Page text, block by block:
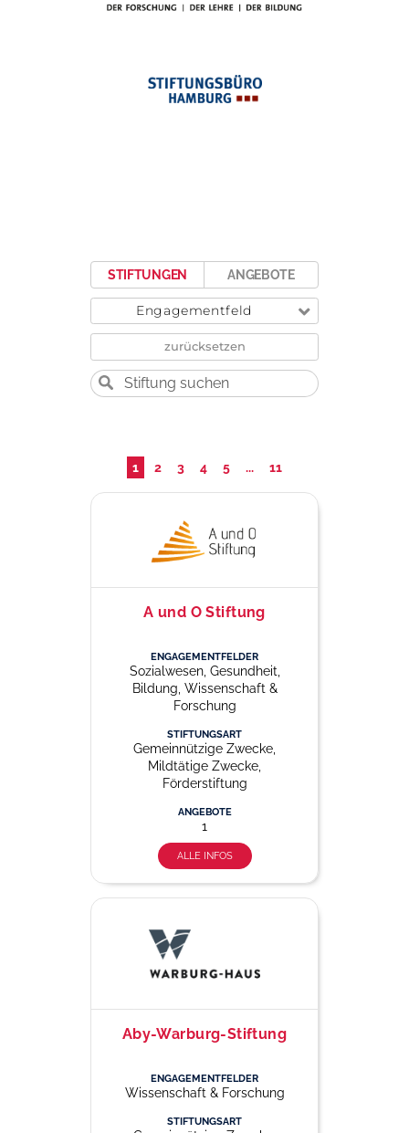
STIFTUNGEN ANGEBOTE
Engagementfeld
zurücksetzen
1 2 3 4 5 ... 11
A und O Stiftung
ENGAGEMENTFELDER
Sozialwesen, Gesundheit,
Bildung, Wissenschaft &
Forschung
STIFTUNGSART
Gemeinnützige Zwecke,
Mildtätige Zwecke,
Förderstiftung
ANGEBOTE
1
ALLE INFOS
Aby-Warburg-Stiftung
ENGAGEMENTFELDER
Wissenschaft & Forschung
STIFTUNGSART